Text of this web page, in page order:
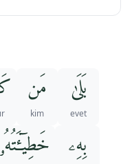
بَلَىٰ
evet
مَن
kim
بِهِۦ خَطِيٓـَٔتُهُۥ